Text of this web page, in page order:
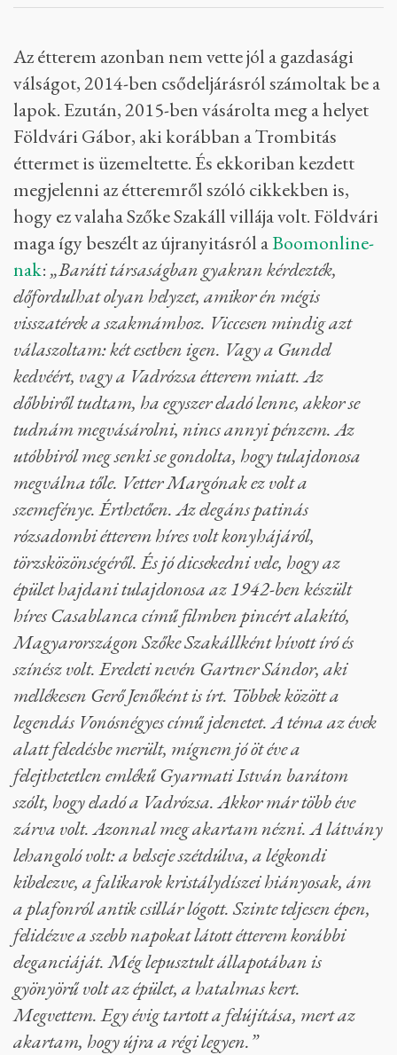
Az étterem azonban nem vette jól a gazdasági
válságot, 2014-ben csődeljárásról számoltak be a
lapok. Ezután, 2015-ben vásárolta meg a helyet
Földvári Gábor, aki korábban a Trombitás
éttermet is üzemeltette. És ekkoriban kezdett
megjelenni az étteremről szóló cikkekben is,
hogy ez valaha Szőke Szakáll villája volt. Földvári
maga így beszélt az újranyitásról aBoomonline-
nak: „Baráti társaságban gyakran kérdezték,
előfordulhat olyan helyzet, amikor én mégis
visszatérek a szakmámhoz. Viccesen mindig azt
válaszoltam: két esetben igen. Vagy a Gundel
kedvéért, vagy a Vadrózsa étterem miatt. Az
előbbiről tudtam, ha egyszer eladó lenne, akkor se
tudnám megvásárolni, nincs annyi pénzem. Az
utóbbiról meg senki se gondolta, hogy tulajdonosa
megválna tőle. Vetter Margónak ez volt a
szemefénye. Érthetően. Az elegáns patinás
rózsadombi étterem híres volt konyhájáról,
törzsközönségéről. És jó dicsekedni vele, hogy az
épület hajdani tulajdonosa az 1942-ben készült
híres Casablanca című filmben pincért alakító,
Magyarországon Szőke Szakállként hívott író és
színész volt. Eredeti nevén Gartner Sándor, aki
mellékesen Gerő Jenőként is írt. Többek között a
legendás Vonósnégyes című jelenetet. A téma az évek
alatt feledésbe merült, mígnem jó öt éve a
felejthetetlen emlékű Gyarmati István barátom
szólt, hogy eladó a Vadrózsa. Akkor már több éve
zárva volt. Azonnal meg akartam nézni. A látvány
lehangoló volt: a belseje szétdúlva, a légkondi
kibelezve, a falikarok kristálydíszei hiányosak, ám
a plafonról antik csillár lógott. Szinte teljesen épen,
felidézve a szebb napokat látott étterem korábbi
eleganciáját. Még lepusztult állapotában is
gyönyörű volt az épület, a hatalmas kert.
Megvettem. Egy évig tartott a felújítása, mert az
akartam, hogy újra a régi legyen.”